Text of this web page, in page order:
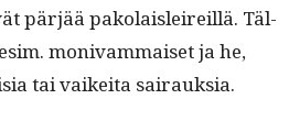
pär­jää pako­laisleireil­lä. Täl­
moni­vam­maiset ja he,
tai vaikei­ta sairauksia.